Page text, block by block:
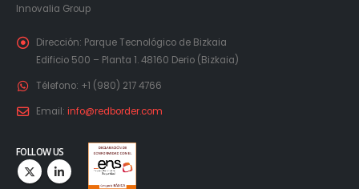
Innovalia Group
Dirección: Parque Tecnológico de Bizkaia
Edificio 500 – Planta 1. 48160 Derio (Bizkaia)
Télefono: +1 (980) 217 4766
Email: info@redborder.com
FOLLOW US